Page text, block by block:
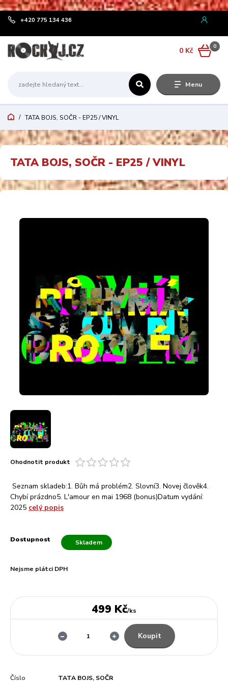
¨
Menu
+420 775 134 436
0
0 Kč
TATA BOJS, SOČR - EP25 / VINYL
TATA BOJS, SOČR - EP25 / VINYL
Ohodnotit produkt
Seznam skladeb:1. Bůh má problém2. Slovní3. Novej člověk4.
Chybí prázdno5. L'amour en mai 1968 (bonus)Datum vydání:
2025 celý popis
Dostupnost Skladem
Nejsme plátci DPH
499 Kč/ks
Koupit
Číslo
TATA BOJS, SOČR